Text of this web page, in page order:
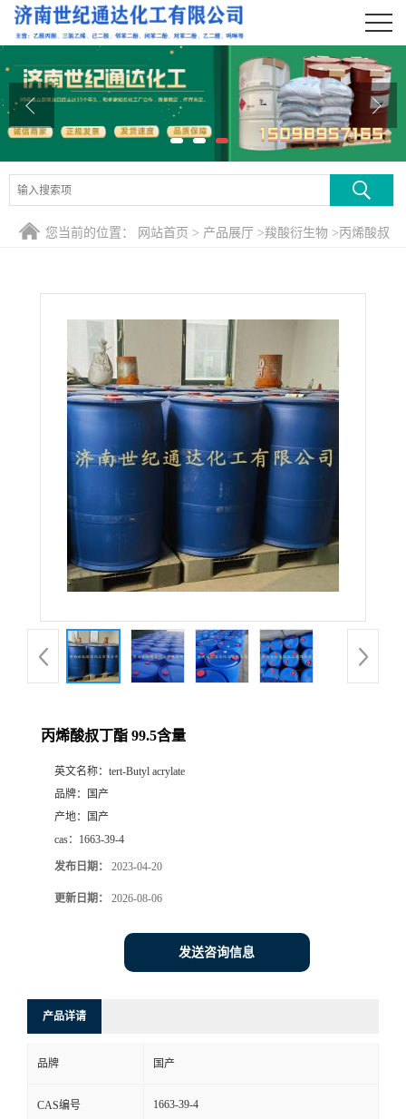
公司首页
公司介绍
产品展厅
证书荣誉
您当前的位置： 网站首页 > 产品展厅 >羧酸衍生物 >丙烯酸叔
丙烯酸叔丁酯 99.5含量
英文名称： tert-Butyl acrylate
品牌：
国产
产地：
国产
cas： 1663-39-4
发布日期： 2023-04-20
更新日期： 2026-08-06
发送咨询信息
产品详请
品牌 国产
CAS编号 1663-39-4